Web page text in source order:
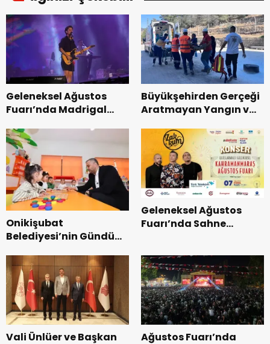
Geleneksel Ağustos
Fuarı’nda Madrigal
Büyükşehirden Gerçeği
Aratmayan Yangın ve
Onikişubat
Belediyesi’nin Gündüz
dönemin ön kayıtları
başladı.
Geleneksel Ağustos
Fuarı’nda Sahne
Vali Ünlüer ve Başkan
Ağustos Fuarı’nda